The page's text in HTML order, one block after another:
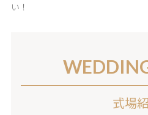
い！
式場